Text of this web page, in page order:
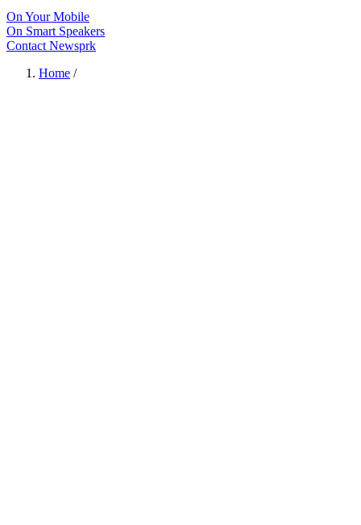
On Your Mobile
On Smart Speakers
Contact Newsprk
Home /